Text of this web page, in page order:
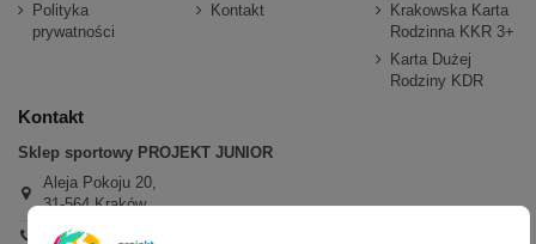
Polityka
prywatności
Kontakt
Krakowska Karta
Rodzinna KKR 3+
Karta Dużej
Rodziny KDR
Kontakt
Sklep sportowy PROJEKT JUNIOR
Aleja Pokoju 20,
31-564 Kraków
+48 600 779 897